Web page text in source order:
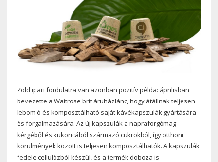
Zöld ipari fordulatra van azonban pozitív példa: áprilisban
bevezette a Waitrose brit áruházlánc, hogy átállnak teljesen
lebomló és komposztálható saját kávékapszulák gyártására
és forgalmazására. Az új kapszulák a napraforgómag
kérgéből és kukoricából származó cukrokból, így otthoni
körülmények között is teljesen komposztálhatók. A kapszulák
fedele cellulózból készül, és a termék doboza is